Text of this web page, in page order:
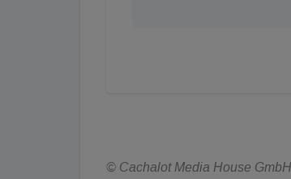
© Cachalot Media House